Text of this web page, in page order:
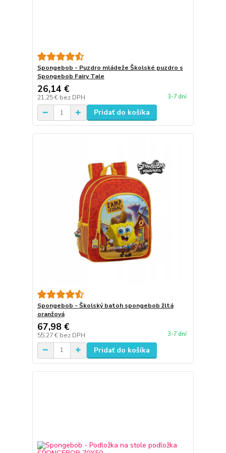
Spongebob - Puzdro mládeže Školské puzdro s
Spongebob Fairy Tale
26,14 €
21,25 € bez DPH 3-7 dní
Pridať do košíka
Spongebob - Školský batoh spongebob žltá
oranžová
67,98 €
55,27 € bez DPH 3-7 dní
Pridať do košíka